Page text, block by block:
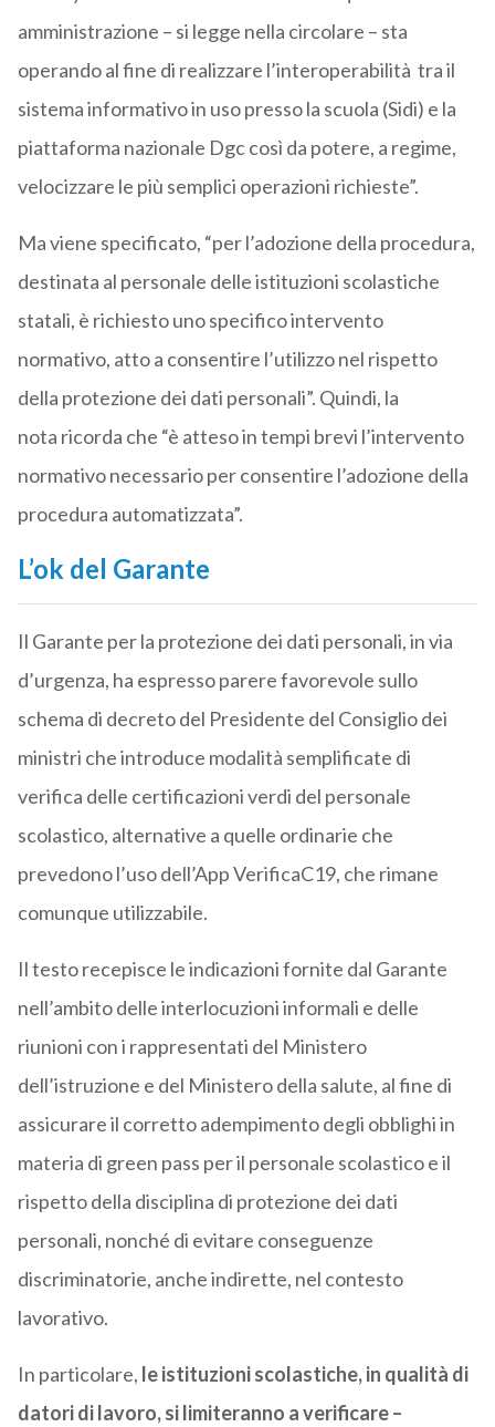
amministrazione – si legge nella circolare – sta
operando al fine di realizzare l’interoperabilità tra il
sistema informativo in uso presso la scuola (Sidi) e la
piattaforma nazionale Dgc così da potere, a regime,
velocizzare le più semplici operazioni richieste”.
Ma viene specificato, “per l’adozione della procedura,
destinata al personale delle istituzioni scolastiche
statali, è richiesto uno specifico intervento
normativo, atto a consentire l’utilizzo nel rispetto
della protezione dei dati personali”. Quindi, la
nota ricorda che “è atteso in tempi brevi l’intervento
normativo necessario per consentire l’adozione della
procedura automatizzata”.
L’ok del Garante
Il Garante per la protezione dei dati personali, in via
d’urgenza, ha espresso parere favorevole sullo
schema di decreto del Presidente del Consiglio dei
ministri che introduce modalità semplificate di
verifica delle certificazioni verdi del personale
scolastico, alternative a quelle ordinarie che
prevedono l’uso dell’App VerificaC19, che rimane
comunque utilizzabile.
Il testo recepisce le indicazioni fornite dal Garante
nell’ambito delle interlocuzioni informali e delle
riunioni con i rappresentati del Ministero
dell’istruzione e del Ministero della salute, al fine di
assicurare il corretto adempimento degli obblighi in
materia di green pass per il personale scolastico e il
rispetto della disciplina di protezione dei dati
personali, nonché di evitare conseguenze
discriminatorie, anche indirette, nel contesto
lavorativo.
In particolare, le istituzioni scolastiche, in qualità di
datori di lavoro, si limiteranno a verificare –